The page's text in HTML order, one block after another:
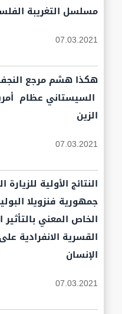
مسلسل التغريبة
07.03.2021
هكذا هشم مرجع
السيستاني عظام
الزين
07.03.2021
النتائج الأولية
جمهورية فنزويلا
الخاص المعني بالتأثير
القسرية الانفرادية
الإنسان
07.03.2021